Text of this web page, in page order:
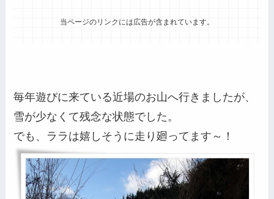
当ページのリンクには広告が含まれています。
毎年遊びに来ている近場のお山へ行きましたが、
雪が少なくて残念な状態でした。
でも、ララは嬉しそうに走り廻ってます～！